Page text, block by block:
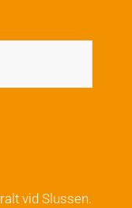
vid Slussen.